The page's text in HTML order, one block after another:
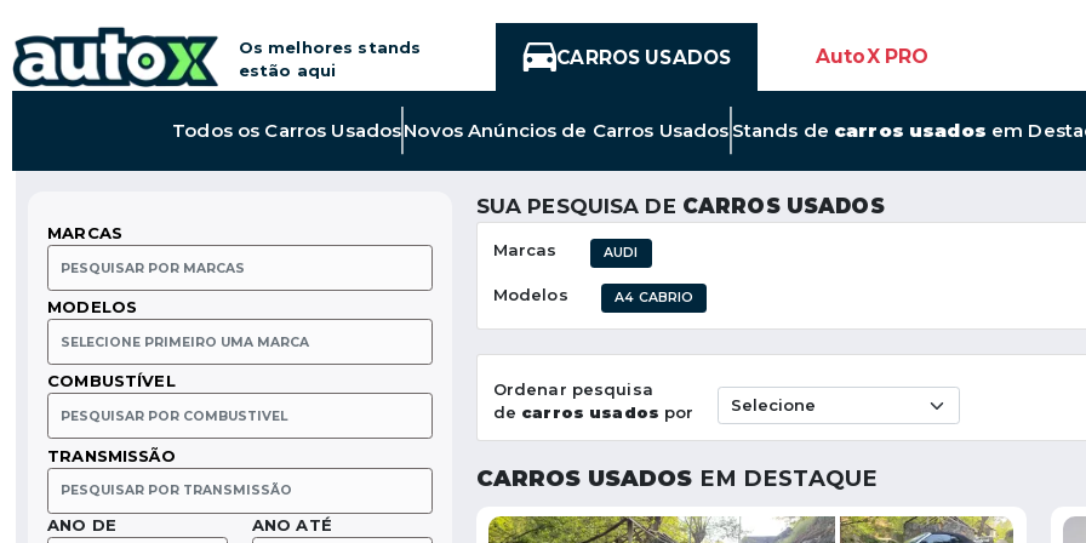
Os melhores stands
estão aqui
CARROS USADOS AutoX PRO
Todos os Carros UsadosLink
para
Todos
Usados
Novos Anúncios de Carros UsadosLink
para
Novos
Anúncios
de
Stands de carros usados em
MARCAS
MODELOS
COMBUSTÍVEL
TRANSMISSÃO
ANO DE ANO ATÉ
SUA PESQUISA DE CARROS USADOS
Marcas AUDI
Modelos A4 CABRIO
Ordenar pesquisa
de carros usados por
CARROS USADOS EM DESTAQUE